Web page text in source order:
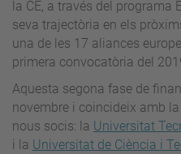
la CE, a través del programa
seva trajectòria en els
una de les 17 aliances
primera convocatòria del
Aquesta segona fase de
novembre i coincideix amb
nous socis: la Universitat
i la Universitat de Ciència i